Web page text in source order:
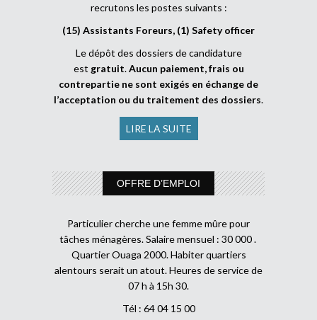
recrutons les postes suivants :
(15) Assistants Foreurs, (1) Safety officer
Le dépôt des dossiers de candidature
est gratuit.Aucun paiement, frais ou
contrepartie ne sont exigés en échange de
l’acceptation ou du traitement des dossiers.
LIRE LA SUITE
OFFRE D’EMPLOI
Particulier cherche une femme mûre pour
tâches ménagères. Salaire mensuel : 30 000 .
Quartier Ouaga 2000. Habiter quartiers
alentours serait un atout. Heures de service de
07 h à 15h 30.
Tél : 64 04 15 00